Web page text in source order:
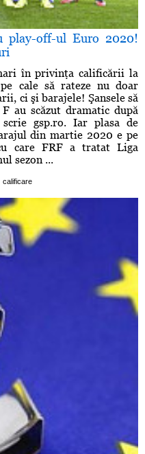
play-off-ul Euro 2020!
în privinţa calificării la
cale să rateze nu doar
ci şi barajele! Şansele să
au scăzut dramatic după
gsp.ro. Iar plasa de
din martie 2020 e pe
care FRF a tratat Liga
sezon ...
calificare